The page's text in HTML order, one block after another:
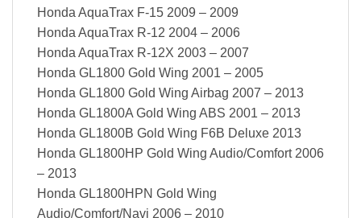
Honda AquaTrax F-15 2009 – 2009
Honda AquaTrax R-12 2004 – 2006
Honda AquaTrax R-12X 2003 – 2007
Honda GL1800 Gold Wing 2001 – 2005
Honda GL1800 Gold Wing Airbag 2007 – 2013
Honda GL1800A Gold Wing ABS 2001 – 2013
Honda GL1800B Gold Wing F6B Deluxe 2013
Honda GL1800HP Gold Wing Audio/Comfort 2006
– 2013
Honda GL1800HPN Gold Wing
Audio/Comfort/Navi 2006 – 2010